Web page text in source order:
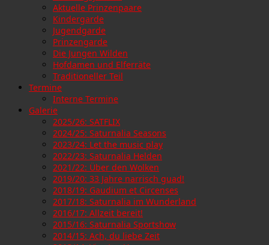
Aktuelle Prinzenpaare
Kindergarde
Jugendgarde
Prinzengarde
Die Jungen Wilden
Hofdamen und Elferräte
Traditioneller Teil
Termine
Interne Termine
Galerie
2025/26: SATFLIX
2024/25: Saturnalia Seasons
2023/24: Let the music play
2022/23: Saturnalia Helden
2021/22: Über den Wolken
2019/20: 33 Jahre narrisch guad!
2018/19: Gaudium et Circenses
2017/18: Saturnalia im Wunderland
2016/17: Allzeit bereit!
2015/16: Saturnalia Sportshow
2014/15: Ach, du liebe Zeit